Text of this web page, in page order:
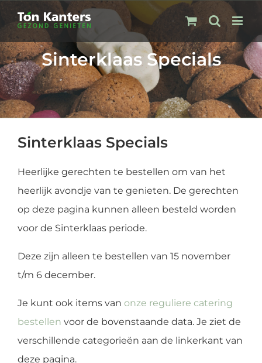
naar
inhoud
Sinterklaas Specials
Sinterklaas Specials
Heerlijke gerechten te bestellen om van het
heerlijk avondje van te genieten. De gerechten
op deze pagina kunnen alleen besteld worden
voor de Sinterklaas periode.
Deze zijn alleen te bestellen van 15 november
t/m 6 december.
Je kunt ook items van onze reguliere catering
bestellen voor de bovenstaande data. Je ziet de
verschillende categorieën aan de linkerkant van
deze pagina.